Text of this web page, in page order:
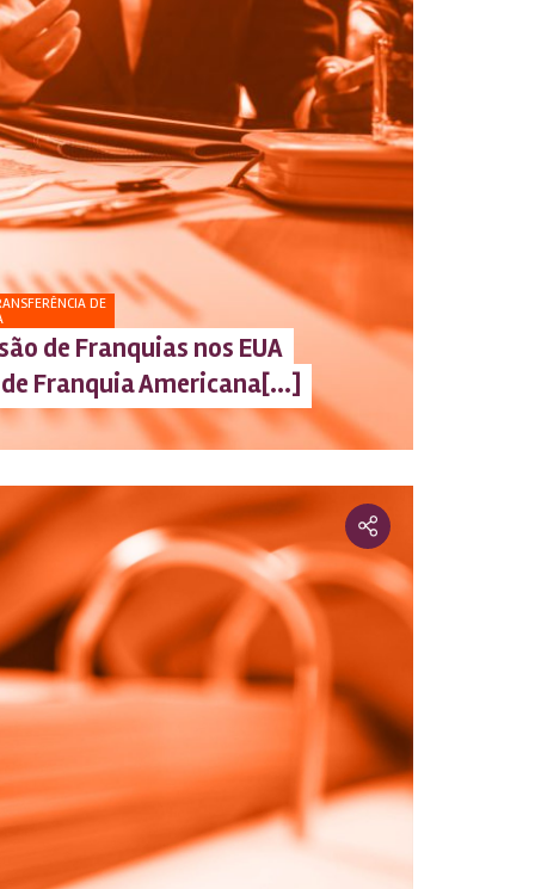
DE
de Franquias nos EUA
Franquia Americana[...]